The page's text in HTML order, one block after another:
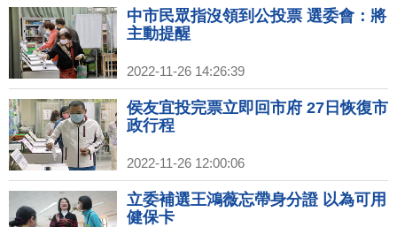
中市民眾指沒領到公投票 選委會：將
主動提醒
2022-11-26 14:26:39
侯友宜投完票立即回市府 27日恢復市
政行程
2022-11-26 12:00:06
立委補選王鴻薇忘帶身分證 以為可用
健保卡